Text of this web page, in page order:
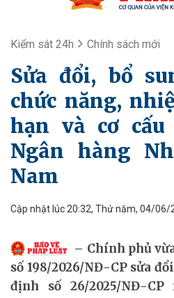
Kiểm sát 24h Chính sách mới
Sửa đổi, bổ
chức năng,
hạn và cơ cấu
Ngân hàng
Nam
Cập nhật lúc 20:32, Thứ năm, 04/06/
Chính phủ
số 198/2026/NĐ-CP sửa
định số 26/2025/NĐ-CP